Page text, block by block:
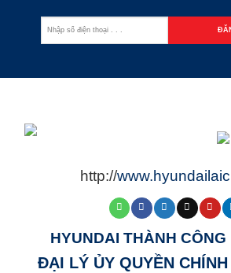
http://
HYUNDAI THÀNH
ĐẠI LÝ ỦY QUYỀN